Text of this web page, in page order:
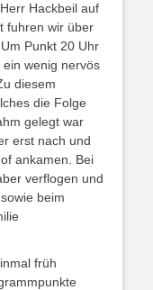
Hackbeil auf
fuhren wir über
Punkt 20 Uhr
wenig nervös
diesem
die Folge
gelegt war
erst nach und
ankamen. Bei
verflogen und
beim
früh